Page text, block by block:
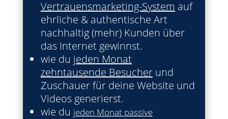
Vertrauensmarketing-System auf
ehrliche & authentische Art
nachhaltig (mehr) Kunden über
das Internet gewinnst.
wie du jeden Monat
zehntausende Besucherund
Zuschauer für deine Website und
Videos generierst.
wie du jeden Monat passive